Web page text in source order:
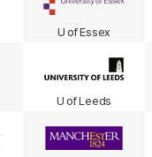
U of Essex
U of Leeds